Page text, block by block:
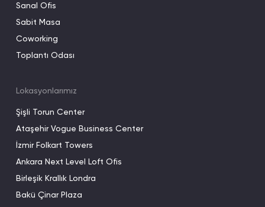
Sanal Ofis
Sabit Masa
Coworking
Toplantı Odası
Lokasyonlarımız
Şişli Torun Center
Ataşehir Vogue Business Center
İzmir Folkart Towers
Ankara Next Level Loft Ofis
Birleşik Krallık Londra
Bakü Çinar Plaza